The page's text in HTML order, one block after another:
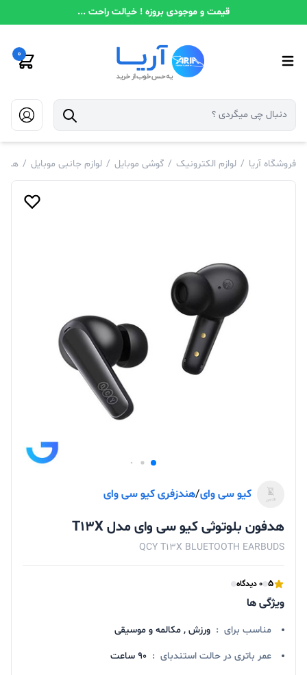
قیمت و موجودی بروزه ! خیالت راحت ...
0
فروشگاه آریا / لوازم الکترونیک / گوشی موبایل / لوازم جانبی موبایل /
کیو سی وای/هندزفری کیو سی وای
هدفون بلوتوثی کیو سی وای مدل T13X
QCY T13X BLUETOOTH EARBUDS
5 0 دیدگاه
ویژگی ها
مناسب برای : ورزش , مکالمه و موسیقی
عمر باتری در حالت استندبای : 90 ساعت